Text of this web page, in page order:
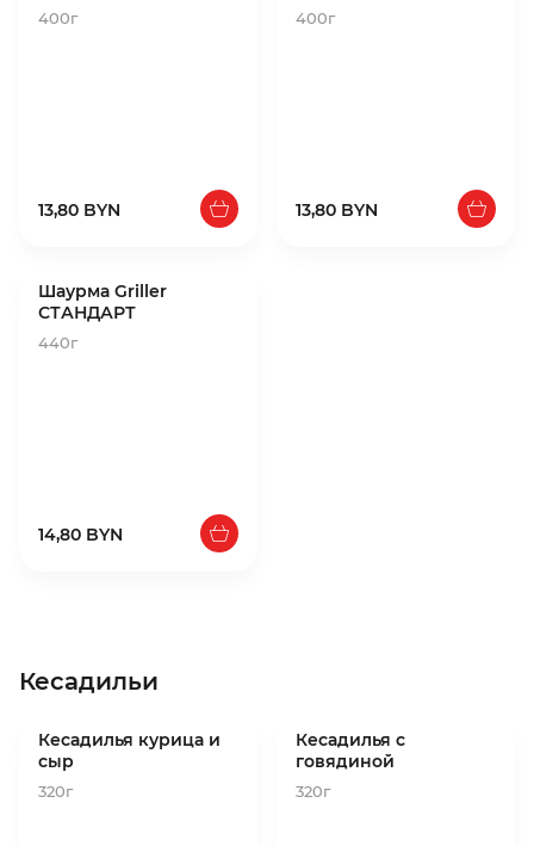
400г
13,80 BYN
400г
13,80 BYN
Шаурма Griller
СТАНДАРТ
440г
14,80 BYN
Кесадильи
Кесадилья курица и
сыр
320г
Кесадилья с
говядиной
320г